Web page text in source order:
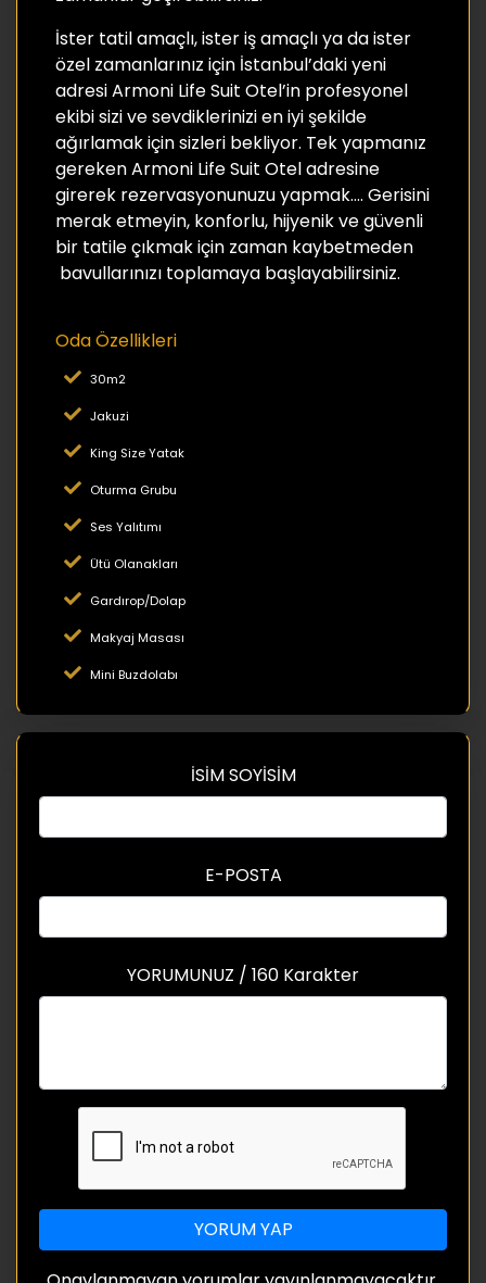
İster tatil amaçlı, ister iş amaçlı ya da ister
özel zamanlarınız için İstanbul’daki yeni
adresi Armoni Life Suit Otel’in profesyonel
ekibi sizi ve sevdiklerinizi en iyi şekilde
ağırlamak için sizleri bekliyor. Tek yapmanız
gereken Armoni Life Suit Otel adresine
girerek rezervasyonunuzu yapmak…. Gerisini
merak etmeyin, konforlu, hijyenik ve güvenli
bir tatile çıkmak için zaman kaybetmeden
bavullarınızı toplamaya başlayabilirsiniz.
Oda Özellikleri
30m2
Jakuzi
King Size Yatak
Oturma Grubu
Ses Yalıtımı
Ütü Olanakları
Gardırop/Dolap
Makyaj Masası
Mini Buzdolabı
İSİM SOYİSİM
E-POSTA
YORUMUNUZ / 160 Karakter
YORUM YAP